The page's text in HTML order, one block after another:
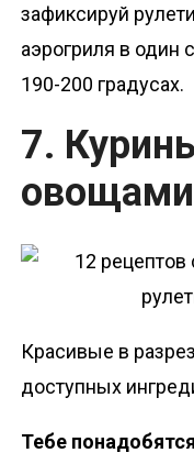
зафиксируй
аэрогриля в один
190-200 градусах.
7.
овощами
Красивые в
доступных
Тебе